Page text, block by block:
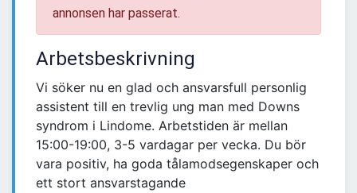
annonsen har passerat.
Arbetsbeskrivning
Vi söker nu en glad och ansvarsfull personlig
assistent till en trevlig ung man med Downs
syndrom i Lindome. Arbetstiden är mellan
15:00-19:00, 3-5 vardagar per vecka. Du bör
vara positiv, ha goda tålamodsegenskaper och
ett stort ansvarstagande